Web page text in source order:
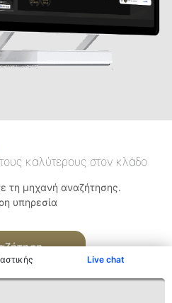
Live chat
καλύτερους στον κλάδο
τη μηχανή αναζήτησης.
υπηρεσία